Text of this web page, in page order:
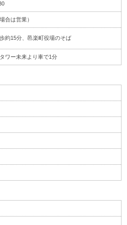
合は営業）
約15分、邑楽町役場のそば
ワー未来より車で1分